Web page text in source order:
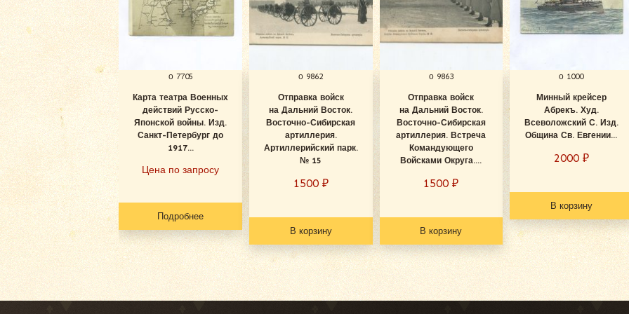
о 7705
Карта театра Военных
действий Русско-
Японской войны. Изд.
Санкт-Петербург до
1917...
Цена по запросу
Подробнее
о 9862
Отправка войск
на Дальний Восток.
Восточно-Сибирская
артиллерия.
Артиллерийский парк.
№ 15
1500 ₽
В корзину
о 9863
Отправка войск
на Дальний Восток.
Восточно-Сибирская
артиллерия. Встреча
Командующего
Войсками Округа....
1500₽
В корзину
о 1000
Минный крейсер
Абрекъ. Худ.
Всеволожский С. Изд.
Община Св. Евгении...
2000 ₽
В корзину